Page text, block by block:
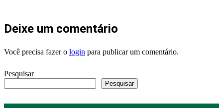
Deixe um comentário
Você precisa fazer o login para publicar um comentário.
Pesquisar
Pesquisar